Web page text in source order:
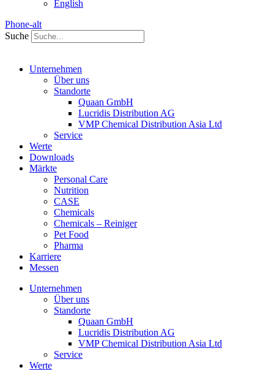
English
Phone-alt
Suche
Unternehmen
Über uns
Standorte
Quaan GmbH
Lucridis Distribution AG
VMP Chemical Distribution Asia Ltd
Service
Werte
Downloads
Märkte
Personal Care
Nutrition
CASE
Chemicals
Chemicals – Reiniger
Pet Food
Pharma
Karriere
Messen
Unternehmen
Über uns
Standorte
Quaan GmbH
Lucridis Distribution AG
VMP Chemical Distribution Asia Ltd
Service
Werte